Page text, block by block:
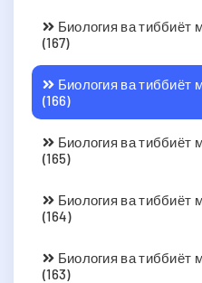
Биология ва
(167)
Биология ва
(166)
Биология ва
(165)
Биология ва
(164)
Биология ва
(163)